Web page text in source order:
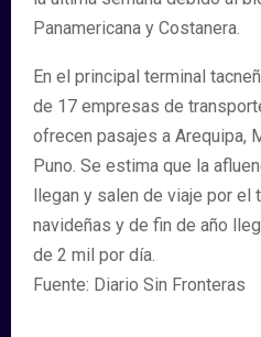
Panamericana y Costanera.
En el principal terminal
de 17 empresas de
ofrecen pasajes a Arequipa,
Puno. Se estima que la
llegan y salen de viaje por el
navideñas y de fin de año
de 2 mil por día.
Fuente: Diario Sin Fronteras